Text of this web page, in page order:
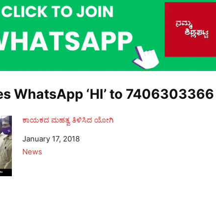
WhatsApp ‘HI’ to 7406303366
ಕಾಯಕದ ಮಹತ್ವ ತಿಳಿಸಿದ ಯೋಗಿ
Date
January 17, 2018
In relation to
News